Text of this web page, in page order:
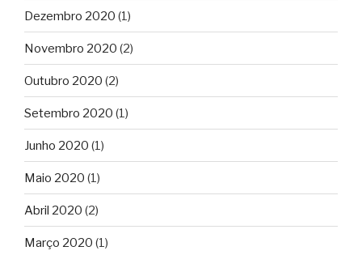
Dezembro 2020 (1)
Novembro 2020 (2)
Outubro 2020 (2)
Setembro 2020 (1)
Junho 2020 (1)
Maio 2020 (1)
Abril 2020 (2)
Março 2020 (1)